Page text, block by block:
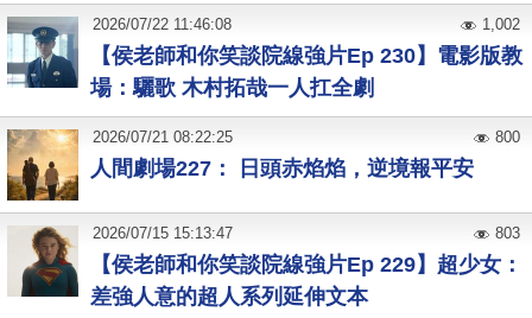
【侯老師和你笑談院線強片Ep 230】電影版教
場：驪歌 木村拓哉一人扛全劇
2026/07/22 11:46:08 1,002
人間劇場227： 日頭赤焰焰，逆境報平安
2026/07/21 08:22:25 800
【侯老師和你笑談院線強片Ep 229】超少女：
差強人意的超人系列延伸文本
2026/07/15 15:13:47 803